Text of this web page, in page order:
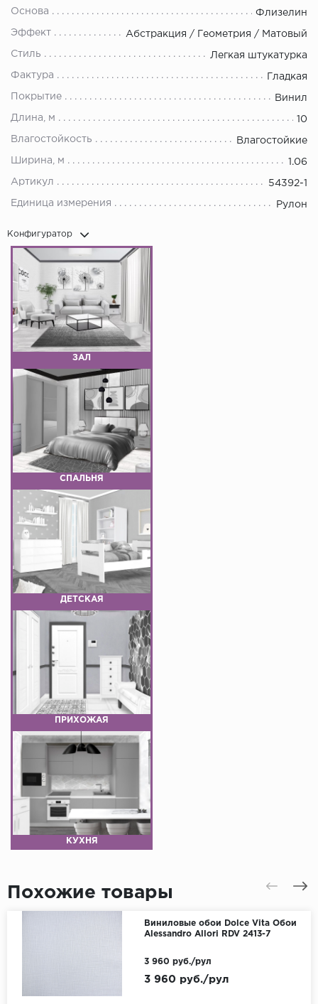
Основа Флизелин
Эффект Абстракция / Геометрия / Матовый
Стиль Легкая штукатурка
Фактура Гладкая
Покрытие Винил
Длина, м 10
Влагостойкость Влагостойкие
Ширина, м 1.06
Артикул 54392-1
Единица измерения Рулон
Конфигуратор
ЗАЛ
СПАЛЬНЯ
ДЕТСКАЯ
ПРИХОЖАЯ
КУХНЯ
Похожие товары
Виниловые обои Dolce Vita Обои
Alessandro Allori RDV 2413-7
3 960 руб./рул
3 960 руб./рул